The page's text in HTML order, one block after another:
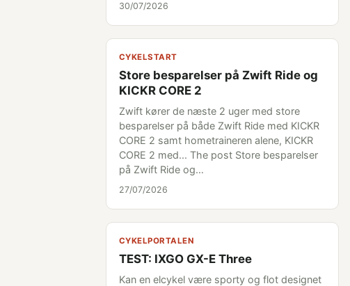
30/07/2026
CYKELSTART
Store besparelser på Zwift Ride og
KICKR CORE 2
Zwift kører de næste 2 uger med store
besparelser på både Zwift Ride med KICKR
CORE 2 samt hometraineren alene, KICKR
CORE 2 med... The post Store besparelser
på Zwift Ride og…
27/07/2026
CYKELPORTALEN
TEST: IXGO GX-E Three
Kan en elcykel være sporty og flot designet